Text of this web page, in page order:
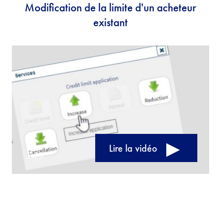
Lire la vidéo
Modification de la limite d'un acheteur
existant